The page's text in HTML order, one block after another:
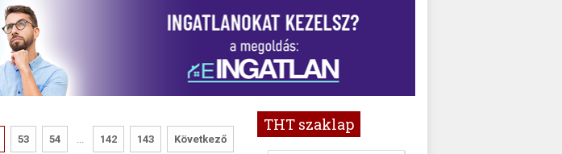
53 54 142 143 Következő
THT szaklap